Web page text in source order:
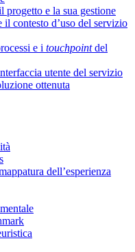
progetto e la sua gestione
il contesto d’uso del servizio
e i touchpointdel
utente del servizio
ottenuta
dell’esperienza